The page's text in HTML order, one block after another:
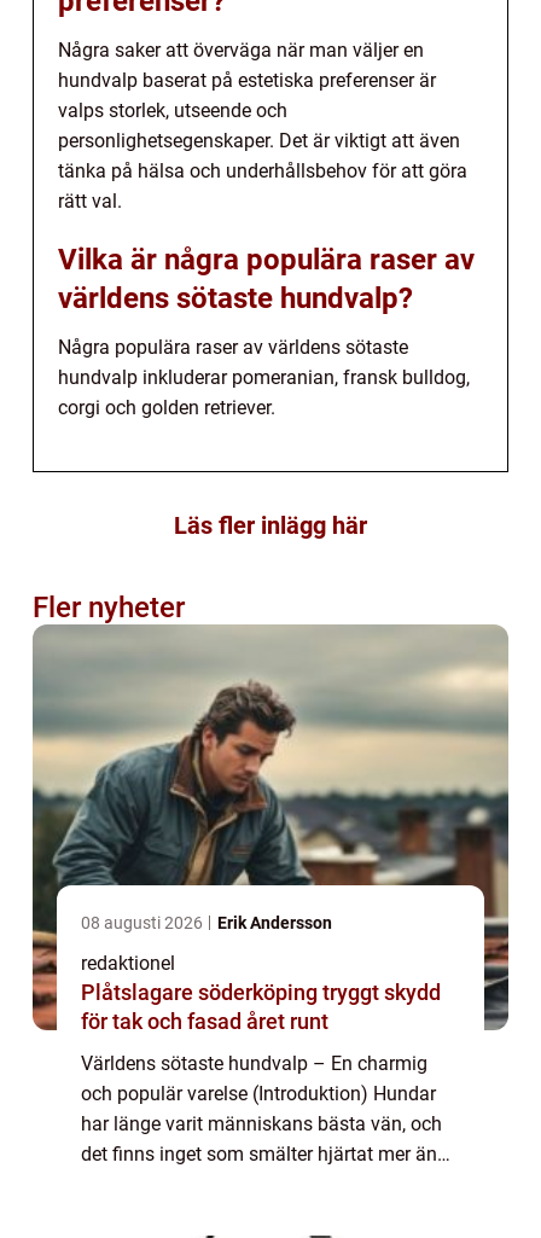
Några saker att överväga när man väljer en
hundvalp baserat på estetiska preferenser är
valps storlek, utseende och
personlighetsegenskaper. Det är viktigt att även
tänka på hälsa och underhållsbehov för att göra
rätt val.
Vilka är några populära raser av
världens sötaste hundvalp?
Några populära raser av världens sötaste
hundvalp inkluderar pomeranian, fransk bulldog,
corgi och golden retriever.
Läs fler inlägg här
Fler nyheter
08 augusti 2026 Erik Andersson
redaktionel
Plåtslagare söderköping tryggt skydd
för tak och fasad året runt
Världens sötaste hundvalp – En charmig
och populär varelse (Introduktion) Hundar
har länge varit människans bästa vän, och
det finns inget som smälter hjärtat mer än